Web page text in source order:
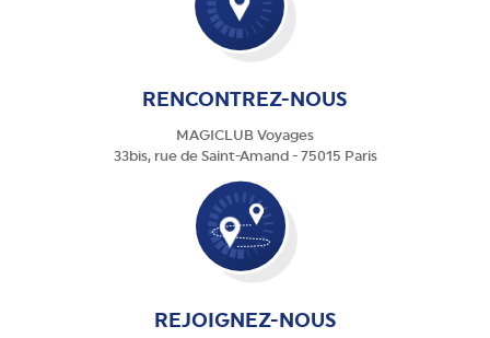
RENCONTREZ-NOUS
MAGICLUB Voyages
33bis, rue de Saint-Amand - 75015 Paris
REJOIGNEZ-NOUS